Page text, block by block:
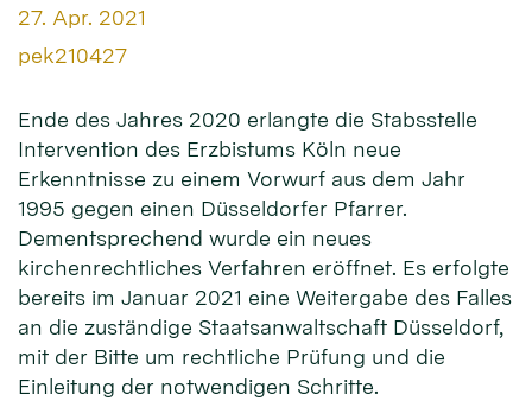
Datum:
27. Apr. 2021
Von:
pek210427
Ende des Jahres 2020 erlangte die Stabsstelle
Intervention des Erzbistums Köln neue
Erkenntnisse zu einem Vorwurf aus dem Jahr
1995 gegen einen Düsseldorfer Pfarrer.
Dementsprechend wurde ein neues
kirchenrechtliches Verfahren eröffnet. Es erfolgte
bereits im Januar 2021 eine Weitergabe des Falles
an die zuständige Staatsanwaltschaft Düsseldorf,
mit der Bitte um rechtliche Prüfung und die
Einleitung der notwendigen Schritte.